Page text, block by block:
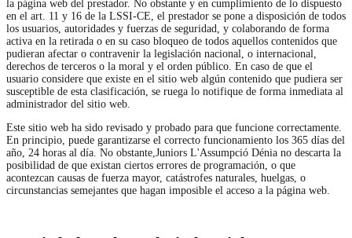
la página web del prestador. No obstante y en cumplimiento de lo dispuesto
en el art. 11 y 16 de la LSSI-CE, el prestador se pone a disposición de todos
los usuarios, autoridades y fuerzas de seguridad, y colaborando de forma
activa en la retirada o en su caso bloqueo de todos aquellos contenidos que
pudieran afectar o contravenir la legislación nacional, o internacional,
derechos de terceros o la moral y el orden público. En caso de que el
usuario considere que existe en el sitio web algún contenido que pudiera ser
susceptible de esta clasificación, se ruega lo notifique de forma inmediata al
administrador del sitio web.
Este sitio web ha sido revisado y probado para que funcione correctamente.
En principio, puede garantizarse el correcto funcionamiento los 365 días del
año, 24 horas al día. No obstante,Juniors L'Assumpció Dénia no descarta la
posibilidad de que existan ciertos errores de programación, o que
acontezcan causas de fuerza mayor, catástrofes naturales, huelgas, o
circunstancias semejantes que hagan imposible el acceso a la página web.